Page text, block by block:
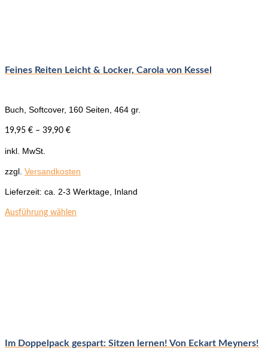
werden
Feines Reiten Leicht & Locker, Carola von Kessel
Buch, Softcover, 160 Seiten, 464 gr.
19,95 € – 39,90 €
inkl. MwSt.
zzgl. Versandkosten
Lieferzeit: ca. 2-3 Werktage, Inland
Ausführung wählen
Produktseite
Im Doppelpack gespart: Sitzen lernen! Von Eckart Meyners!